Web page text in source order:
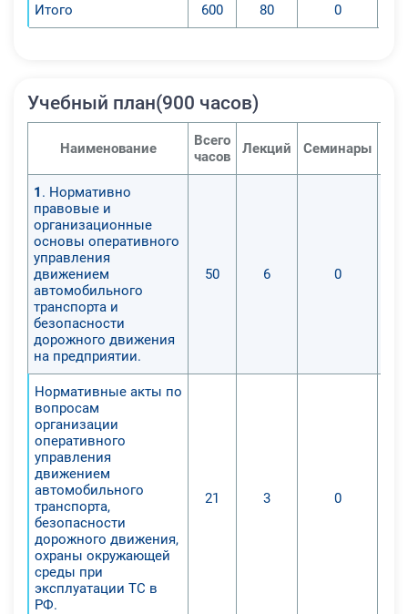
Итого 600 80 0
Учебный план(900 часов)
Наименование
Всего
часов
Лекций Семинары
1 . Нормативно
правовые и
организационные
основы оперативного
управления
движением
автомобильного
транспорта и
безопасности
дорожного движения
на предприятии.
50 6 0
Нормативные акты по
вопросам
организации
оперативного
управления
движением
автомобильного
транспорта,
безопасности
дорожного движения,
охраны окружающей
среды при
эксплуатации ТС в
РФ.
21 3 0